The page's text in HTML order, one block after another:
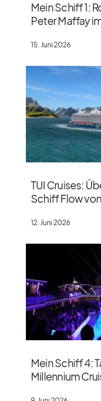
Mein Schiff 1:
Peter Maffay
15. Juni 2026
TUI Cruises:
Schiff Flow
12. Juni 2026
Mein Schiff 4:
Millennium